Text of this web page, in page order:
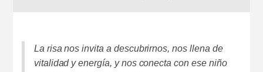
La risa nos invita a descubrirnos, nos llena de
vitalidad y energía, y nos conecta con ese niño